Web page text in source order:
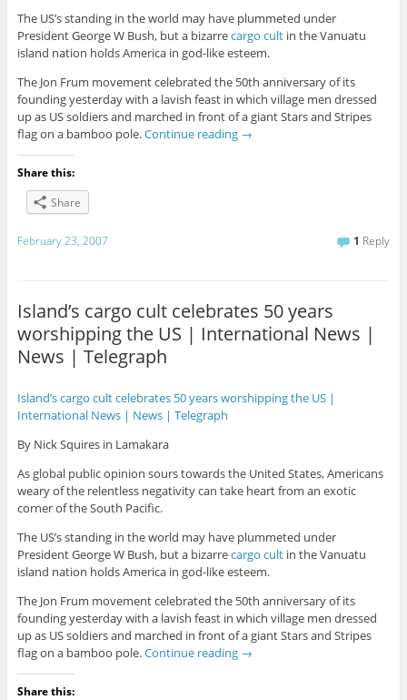
The US’s standing in the world may have plummeted under
President George W Bush, but a bizarrecargo cultin the Vanuatu
island nation holds America in god-like esteem.
The Jon Frum movement celebrated the 50th anniversary of its
founding yesterday with a lavish feast in which village men dressed
up as US soldiers and marched in front of a giant Stars and Stripes
flag on a bamboo pole.Continue reading →
Share this:
Share
February 23, 2007 1 Reply
Island’s cargo cult celebrates 50 years
worshipping the US | International News |
News | Telegraph
Island’s cargo cult celebrates 50 years worshipping the US |
International News | News | Telegraph
By Nick Squires in Lamakara
As global public opinion sours towards the United States, Americans
weary of the relentless negativity can take heart from an exotic
corner of the South Pacific.
The US’s standing in the world may have plummeted under
President George W Bush, but a bizarrecargo cultin the Vanuatu
island nation holds America in god-like esteem.
The Jon Frum movement celebrated the 50th anniversary of its
founding yesterday with a lavish feast in which village men dressed
up as US soldiers and marched in front of a giant Stars and Stripes
flag on a bamboo pole.Continue reading →
Share this: